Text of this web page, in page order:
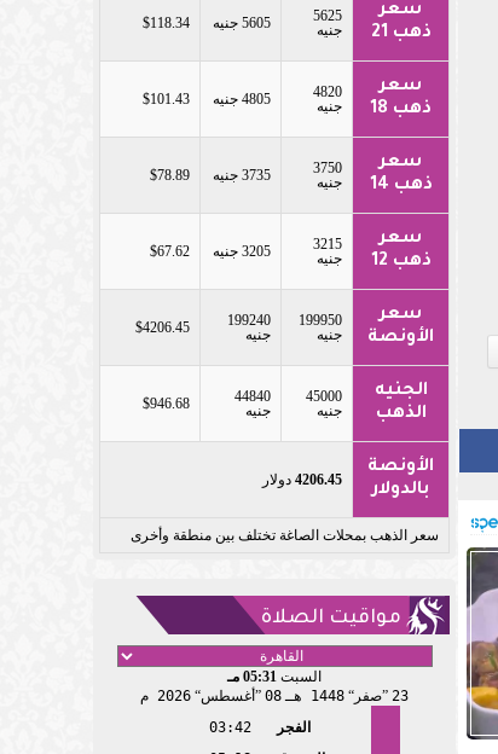
سعر
ذهب 21
5625
جنيه
5605 جنيه $118.34
سعر
ذهب 18
4820
جنيه
4805 جنيه $101.43
سعر
ذهب 14
3750
جنيه
3735 جنيه $78.89
سعر
ذهب 12
3215
جنيه
3205 جنيه $67.62
سعر
الأونصة
199950
جنيه
199240
جنيه
$4206.45
الجنيه
الذهب
45000
جنيه
44840
جنيه
$946.68
الأونصة
بالدولار
4206.45 دولار
سعر الذهب بمحلات الصاغة تختلف بين منطقة وأخرى
مواقيت الصلاة
السبت 05:31 مـ
23 صفر 1448 هـ 08 أغسطس 2026 م
الفجر
03:42